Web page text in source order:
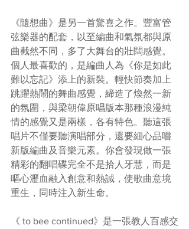
《隨想曲》是另一首驚喜之作。豐富管
弦樂器的配套，以至編曲和氣氛都與原
曲截然不同，多了大舞台的壯闊感覺。
個人最喜歡的，是編曲人為《你是如此
難以忘記》添上的新裝。輕快節奏加上
跳躍熱鬧的舞曲感覺，締造了煥然一新
的氛圍，與梁朝偉原唱版本那種浪漫純
情的感覺又是兩樣，各有特色。聽這張
唱片不僅要聽演唱部分，還要細心品嚐
新版編曲及音樂元素。你會發現做一張
精彩的翻唱碟完全不是拾人牙慧，而是
嘔心瀝血融入創意和熱誠，使歌曲意境
重生，同時注入新生命。
《 to bee continued》是一張教人百感交